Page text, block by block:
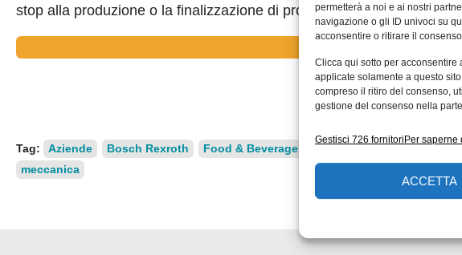
permetterà a noi e ai nostri
navigazione o gli ID univoci su
acconsentire o ritirare il
Clicca qui sotto per acconsentire
applicate solamente a questo
compreso il ritiro del consenso,
gestione del consenso nella
Gestisci 726 fornitoriPer saperne
ACCETTA
stop alla produzione o la finalizzazione di prodotti potenzialmente
Tag: Aziende Bosch Rexroth Food & Beverage Industria 4.0
meccanica